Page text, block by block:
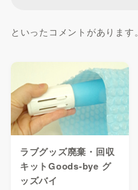
といったコメントがあります。
ラブグッズ廃棄・回収
キットGoods-bye グ
ッズバイ